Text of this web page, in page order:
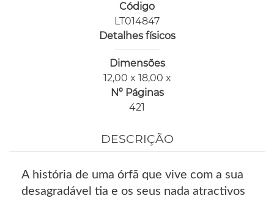
Código
LT014847
Detalhes físicos
Dimensões
12,00 x 18,00 x
Nº Páginas
421
DESCRIÇÃO
A história de uma órfã que vive com a sua
desagradável tia e os seus nada atractivos